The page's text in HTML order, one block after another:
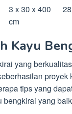
3 x 30 x 400
cm
28
Kayu
yang
proyek
tips yang
bengkirai yang